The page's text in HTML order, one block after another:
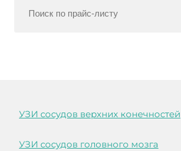
УЗИ сосудов верхних конечностей
УЗИ сосудов головного мозга